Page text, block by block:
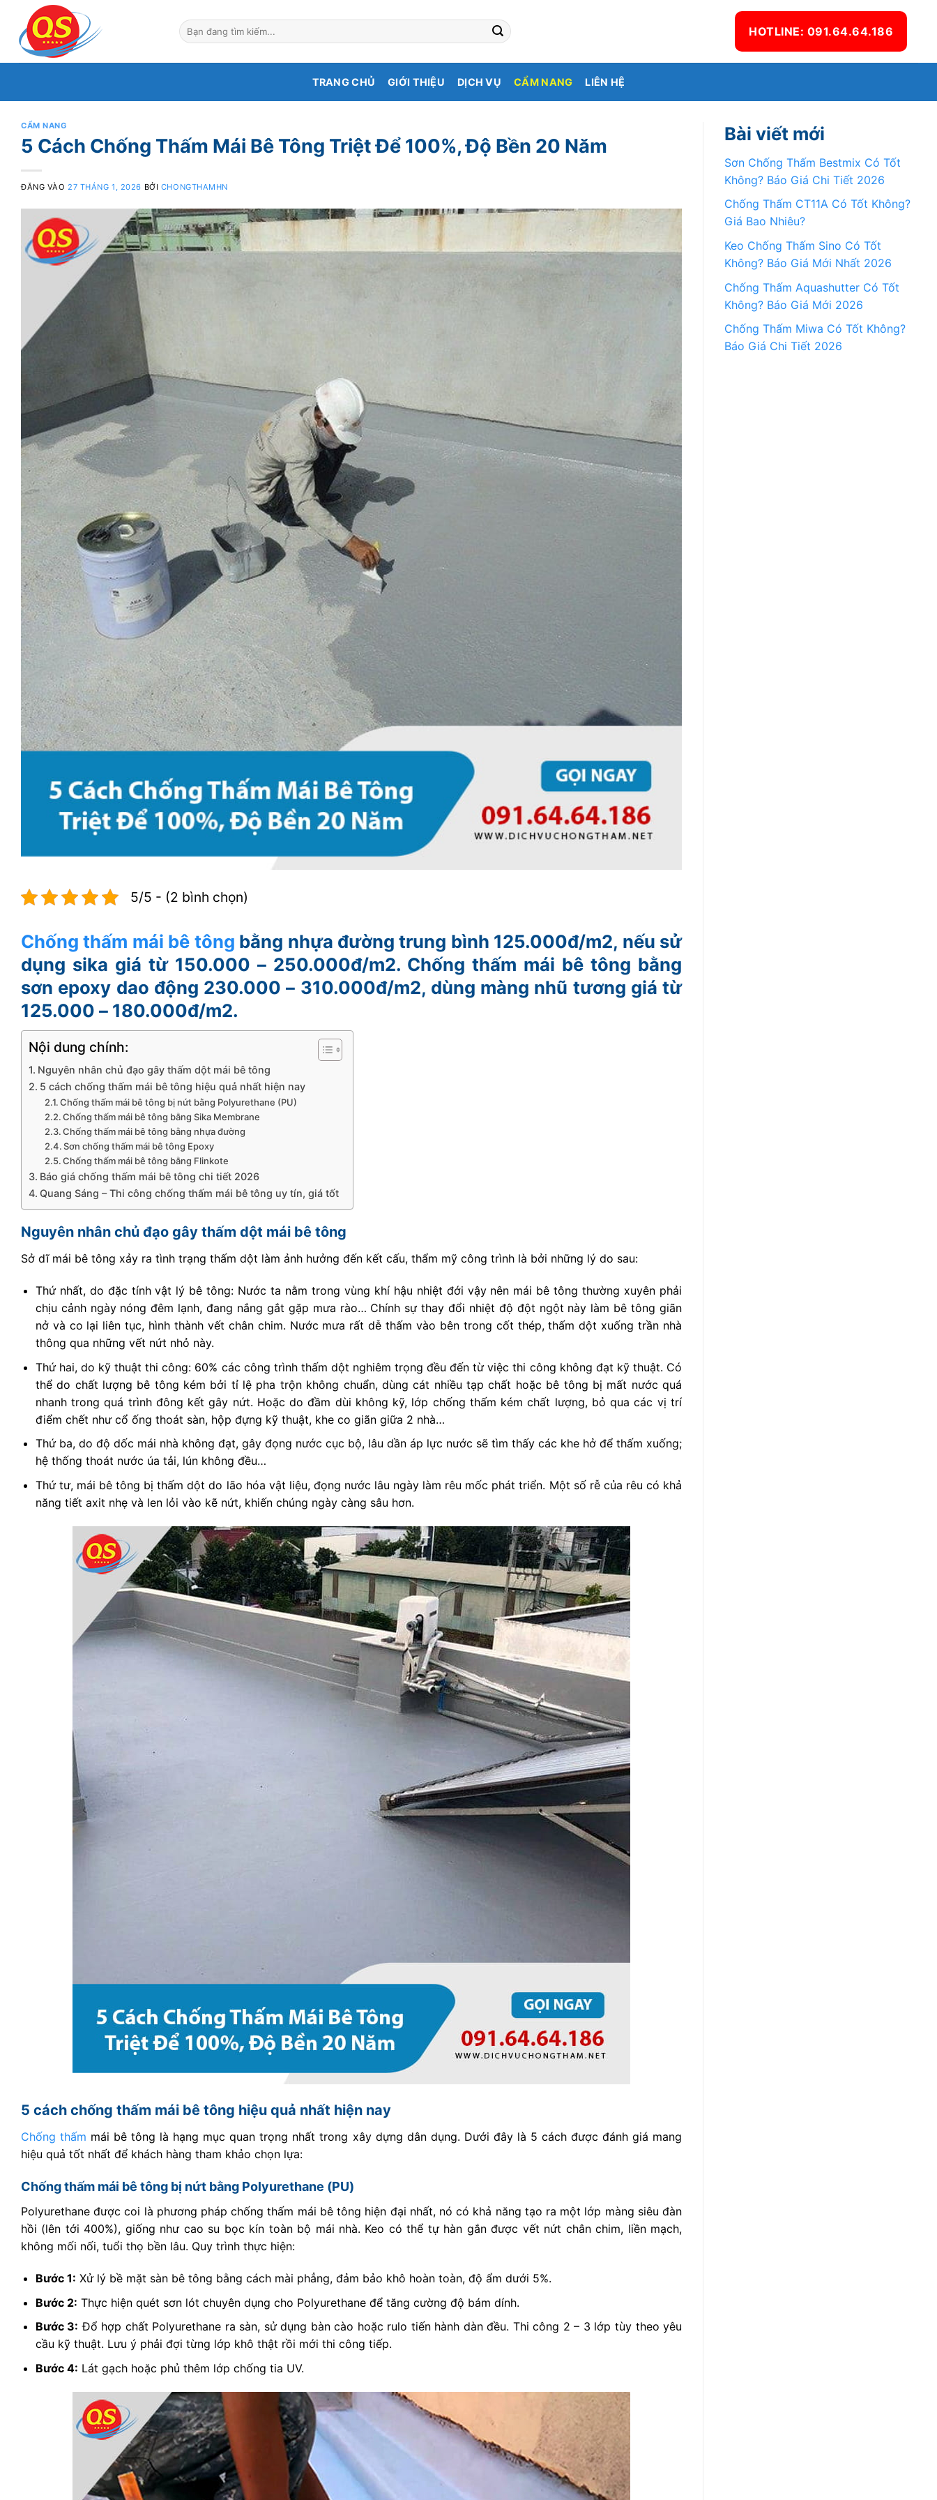
dung
HOTLINE: 091.64.64.186
TRANG CHỦ GIỚI THIỆU DỊCH VỤ CẨM NANG LIÊN HỆ
CẨM NANG
5 Cách Chống Thấm Mái Bê Tông Triệt Để 100%, Độ Bền 20 Năm
ĐĂNG VÀO 27 THÁNG 1, 2026 BỞI CHONGTHAMHN
5/5 - (2 bình chọn)
Chống thấm mái bê tông bằng nhựa đường trung bình 125.000đ/m2, nếu sử
dụng sika giá từ 150.000 – 250.000đ/m2. Chống thấm mái bê tông bằng
sơn epoxy dao động 230.000 – 310.000đ/m2, dùng màng nhũ tương giá từ
125.000 – 180.000đ/m2.
Nội dung chính:
Nguyên nhân chủ đạo gây thấm dột mái bê tông
5 cách chống thấm mái bê tông hiệu quả nhất hiện nay
Chống thấm mái bê tông bị nứt bằng Polyurethane (PU)
Chống thấm mái bê tông bằng Sika Membrane
Chống thấm mái bê tông bằng nhựa đường
Sơn chống thấm mái bê tông Epoxy
Chống thấm mái bê tông bằng Flinkote
Báo giá chống thấm mái bê tông chi tiết 2026
Quang Sáng – Thi công chống thấm mái bê tông uy tín, giá tốt
Nguyên nhân chủ đạo gây thấm dột mái bê tông
Sở dĩ mái bê tông xảy ra tình trạng thấm dột làm ảnh hưởng đến kết cấu, thẩm mỹ công trình là bởi những lý do sau:
Thứ nhất, do đặc tính vật lý bê tông: Nước ta nằm trong vùng khí hậu nhiệt đới vậy nên mái bê tông thường xuyên phải
chịu cảnh ngày nóng đêm lạnh, đang nắng gắt gặp mưa rào… Chính sự thay đổi nhiệt độ đột ngột này làm bê tông giãn
nở và co lại liên tục, hình thành vết chân chim. Nước mưa rất dễ thấm vào bên trong cốt thép, thấm dột xuống trần nhà
thông qua những vết nứt nhỏ này.
Thứ hai, do kỹ thuật thi công: 60% các công trình thấm dột nghiêm trọng đều đến từ việc thi công không đạt kỹ thuật. Có
thể do chất lượng bê tông kém bởi tỉ lệ pha trộn không chuẩn, dùng cát nhiều tạp chất hoặc bê tông bị mất nước quá
nhanh trong quá trình đông kết gây nứt. Hoặc do đầm dùi không kỹ, lớp chống thấm kém chất lượng, bỏ qua các vị trí
điểm chết như cổ ống thoát sàn, hộp đựng kỹ thuật, khe co giãn giữa 2 nhà…
Thứ ba, do độ dốc mái nhà không đạt, gây đọng nước cục bộ, lâu dần áp lực nước sẽ tìm thấy các khe hở để thấm xuống;
hệ thống thoát nước úa tải, lún không đều…
Thứ tư, mái bê tông bị thấm dột do lão hóa vật liệu, đọng nước lâu ngày làm rêu mốc phát triển. Một số rễ của rêu có khả
năng tiết axit nhẹ và len lỏi vào kẽ nứt, khiến chúng ngày càng sâu hơn.
5 cách chống thấm mái bê tông hiệu quả nhất hiện nay
Chống thấm mái bê tông là hạng mục quan trọng nhất trong xây dựng dân dụng. Dưới đây là 5 cách được đánh giá mang
hiệu quả tốt nhất để khách hàng tham khảo chọn lựa:
Chống thấm mái bê tông bị nứt bằng Polyurethane (PU)
Polyurethane được coi là phương pháp chống thấm mái bê tông hiện đại nhất, nó có khả năng tạo ra một lớp màng siêu đàn
hồi (lên tới 400%), giống như cao su bọc kín toàn bộ mái nhà. Keo có thể tự hàn gắn được vết nứt chân chim, liền mạch,
không mối nối, tuổi thọ bền lâu. Quy trình thực hiện:
Bước 1: Xử lý bề mặt sàn bê tông bằng cách mài phẳng, đảm bảo khô hoàn toàn, độ ẩm dưới 5%.
Bước 2: Thực hiện quét sơn lót chuyên dụng cho Polyurethane để tăng cường độ bám dính.
Bước 3: Đổ hợp chất Polyurethane ra sàn, sử dụng bàn cào hoặc rulo tiến hành dàn đều. Thi công 2 – 3 lớp tùy theo yêu
cầu kỹ thuật. Lưu ý phải đợi từng lớp khô thật rồi mới thi công tiếp.
Bước 4: Lát gạch hoặc phủ thêm lớp chống tia UV.
Bài viết mới
Sơn Chống Thấm Bestmix Có Tốt
Không? Báo Giá Chi Tiết 2026
Chống Thấm CT11A Có Tốt Không?
Giá Bao Nhiêu?
Keo Chống Thấm Sino Có Tốt
Không? Báo Giá Mới Nhất 2026
Chống Thấm Aquashutter Có Tốt
Không? Báo Giá Mới 2026
Chống Thấm Miwa Có Tốt Không?
Báo Giá Chi Tiết 2026